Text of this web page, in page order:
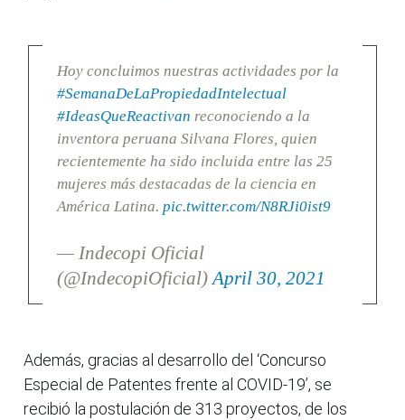
Hoy concluimos nuestras actividades por la
#SemanaDeLaPropiedadIntelectual
#IdeasQueReactivan reconociendo a la
inventora peruana Silvana Flores, quien
recientemente ha sido incluida entre las 25
mujeres más destacadas de la ciencia en
América Latina. pic.twitter.com/N8RJi0ist9
— Indecopi Oficial
(@IndecopiOficial) April 30, 2021
Además, gracias al desarrollo del ‘Concurso
Especial de Patentes frente al COVID-19’, se
recibió la postulación de 313 proyectos, de los